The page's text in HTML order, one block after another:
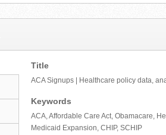
Title
ACA Signups | Healthcare policy data,
Keywords
ACA, Affordable Care Act, Obamacare,
Medicaid Expansion, CHIP, SCHIP